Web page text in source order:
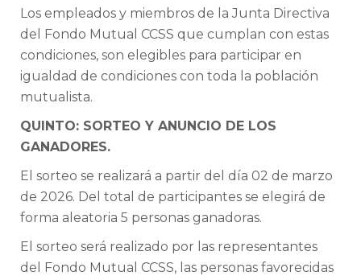
Los empleados y miembros de la Junta Directiva
del Fondo Mutual CCSS que cumplan con estas
condiciones, son elegibles para participar en
igualdad de condiciones con toda la población
mutualista.
QUINTO: SORTEO Y ANUNCIO DE LOS
GANADORES.
El sorteo se realizará a partir del día 02 de marzo
de 2026. Del total de participantes se elegirá de
forma aleatoria 5 personas ganadoras.
El sorteo será realizado por las representantes
del Fondo Mutual CCSS, las personas favorecidas